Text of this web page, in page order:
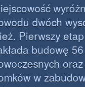
dwóch
Pierwszy
budowę
w